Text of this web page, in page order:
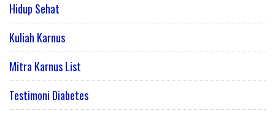
Hidup Sehat
Kuliah Karnus
Mitra Karnus List
Testimoni Diabetes